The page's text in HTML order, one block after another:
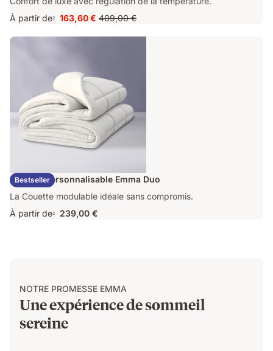
À partir de2
Prix
163,60 €
163,60 € Prix
d'origine
409,00 €
Bestseller
Couette Personnalisable Emma Duo
La Couette modulable idéale sans compromis.
À partir de2 239,00 €
NOTRE PROMESSE EMMA
Une expérience de sommeil
sereine